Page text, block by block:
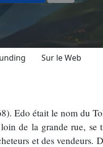
Sur le Web
Edo était le nom du
de la grande rue, se
et des vendeurs.